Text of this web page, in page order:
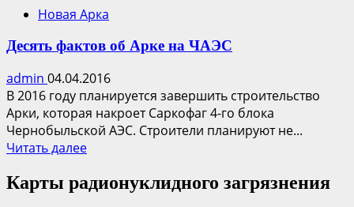
Новая Арка
Десять фактов об Арке на ЧАЭС
admin 04.04.2016
В 2016 году планируется завершить строительство
Арки, которая накроет Саркофаг 4-го блока
Чернобыльской АЭС. Строители планируют не...
Читать далееПрочитать
о
Карты радионуклидного загрязнения